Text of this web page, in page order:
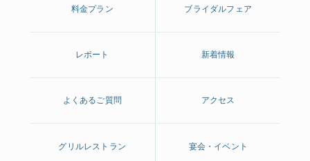
料金プラン ブライダルフェア
レポート 新着情報
よくあるご質問 アクセス
グリルレストラン 宴会・イベント